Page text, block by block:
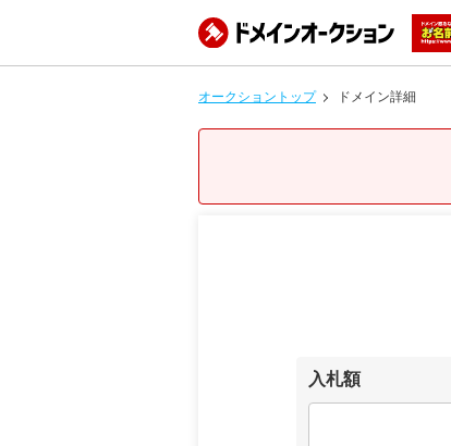
オークショントップ ドメイン詳細
入札額